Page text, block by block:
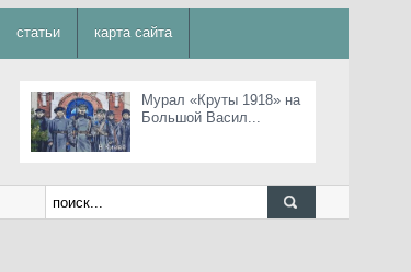
статьи карта сайта
Мурал «Круты 1918» на
Большой Васил...